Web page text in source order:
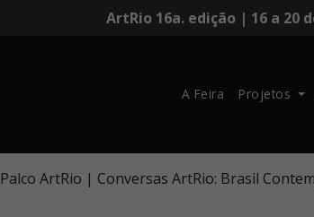
ArtRio 16a. edição | 16 a 20
A Feira Projetos
Palco ArtRio | Conversas ArtRio: Brasil